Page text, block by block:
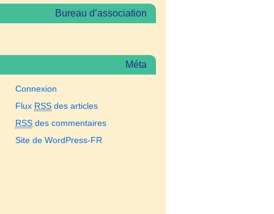
Bureau d’association
Méta
Connexion
Flux RSS des articles
RSS des commentaires
Site de WordPress-FR